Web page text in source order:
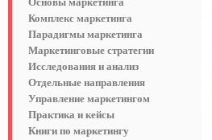
Комплекс маркетинга
Парадигмы маркетинга
Маркетинговые стратегии
Исследования и анализ
Отдельные направления
Управление маркетингом
Практика и кейсы
Книги по маркетингу